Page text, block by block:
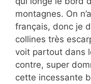
montagnes. On
français, donc je
collines très
voit partout dans
contre, super
cette incessante